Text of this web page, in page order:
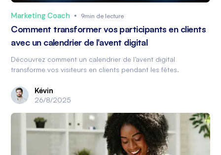
Marketing Coach • 9min de lecture
Comment transformer vos participants en clients
avec un calendrier de l'avent digital
Découvrez comment un calendrier de l’avent digital
transforme vos visiteurs en clients pendant les fêtes.
Kévin
26/8/2025